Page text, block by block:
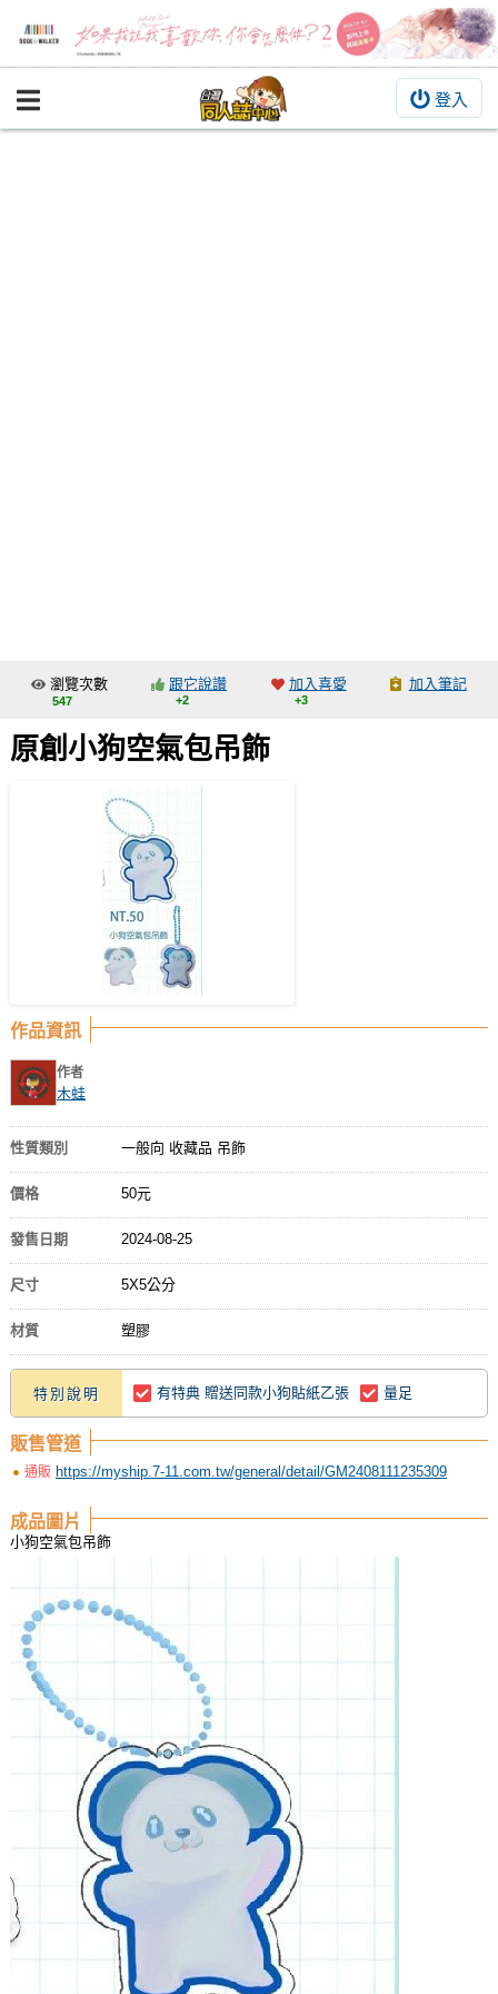
登入
BOOKY書集倉庫
交流中心
攤位轉讓區
會員中心
註冊會員
登入
瀏覽次數
547
跟它說讚
+2
加入喜愛
+3
加入筆記
原創小狗空氣包吊飾
作品資訊
作者
木蛙
性質類別 一般向 收藏品 吊飾
價格 50元
發售日期 2024-08-25
尺寸 5X5公分
材質 塑膠
特別說明 有特典 贈送同款小狗貼紙乙張 量足
販售管道
通販 https://myship.7-11.com.tw/general/detail/GM2408111235309
成品圖片
小狗空氣包吊飾